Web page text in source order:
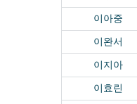
이아중
이완서
이지아
이효린